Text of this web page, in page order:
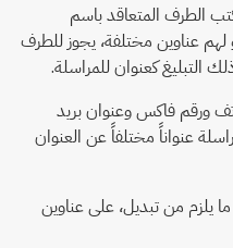
الطرف المتعاقد باسم
عناوين مختلفة، يجوز للطرف
التبليغ كعنوان للمراسلة.
ورقم فاكس وعنوان بريد
عنواناً مختلفاً عن العنوان
يلزم من تبديل، على عناوين